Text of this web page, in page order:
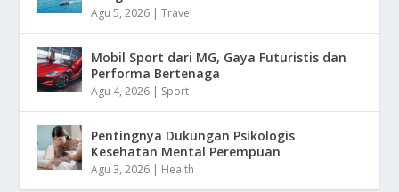
Agu 5, 2026 |Travel
Mobil Sport dari MG, Gaya Futuristis dan
Performa Bertenaga
Agu 4, 2026 | Sport
Pentingnya Dukungan Psikologis
Kesehatan Mental Perempuan
Agu 3, 2026 | Health